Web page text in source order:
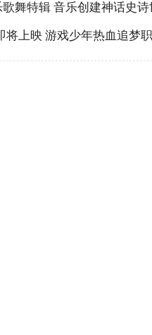
舞特辑 音乐创建神话史
将上映 游戏少年热血追梦